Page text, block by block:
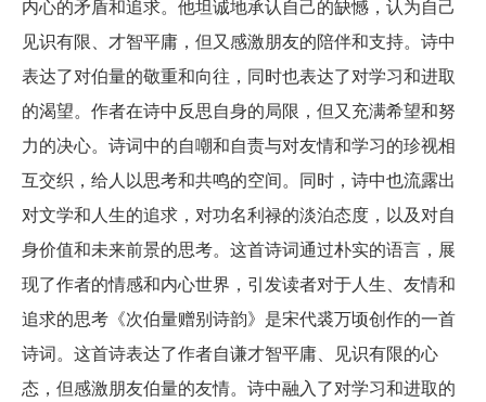
内心的矛盾和追求。他坦诚地承认自己的缺憾，认为自己
见识有限、才智平庸，但又感激朋友的陪伴和支持。诗中
表达了对伯量的敬重和向往，同时也表达了对学习和进取
的渴望。作者在诗中反思自身的局限，但又充满希望和努
力的决心。诗词中的自嘲和自责与对友情和学习的珍视相
互交织，给人以思考和共鸣的空间。同时，诗中也流露出
对文学和人生的追求，对功名利禄的淡泊态度，以及对自
身价值和未来前景的思考。这首诗词通过朴实的语言，展
现了作者的情感和内心世界，引发读者对于人生、友情和
追求的思考《次伯量赠别诗韵》是宋代裘万顷创作的一首
诗词。这首诗表达了作者自谦才智平庸、见识有限的心
态，但感激朋友伯量的友情。诗中融入了对学习和进取的